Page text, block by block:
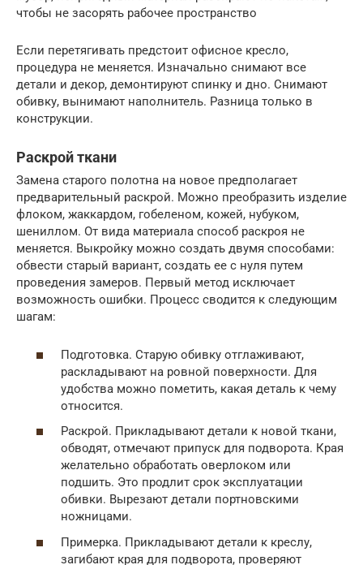
чтобы не засорять рабочее пространство
Если перетягивать предстоит офисное кресло,
процедура не меняется. Изначально снимают все
детали и декор, демонтируют спинку и дно. Снимают
обивку, вынимают наполнитель. Разница только в
конструкции.
Раскрой ткани
Замена старого полотна на новое предполагает
предварительный раскрой. Можно преобразить изделие
флоком, жаккардом, гобеленом, кожей, нубуком,
шениллом. От вида материала способ раскроя не
меняется. Выкройку можно создать двумя способами:
обвести старый вариант, создать ее с нуля путем
проведения замеров. Первый метод исключает
возможность ошибки. Процесс сводится к следующим
шагам:
Подготовка. Старую обивку отглаживают,
раскладывают на ровной поверхности. Для
удобства можно пометить, какая деталь к чему
относится.
Раскрой. Прикладывают детали к новой ткани,
обводят, отмечают припуск для подворота. Края
желательно обработать оверлоком или
подшить. Это продлит срок эксплуатации
обивки. Вырезают детали портновскими
ножницами.
Примерка. Прикладывают детали к креслу,
загибают края для подворота, проверяют